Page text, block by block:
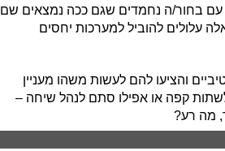
עם בחור/ה נחמדים שגם ככה נמצאים שם
עלולים להוביל למערכות יחסים
והציעו להם לעשות משהו מעניין
לשתות קפה או אפילו סתם לנהל שיחה –
מה רע?